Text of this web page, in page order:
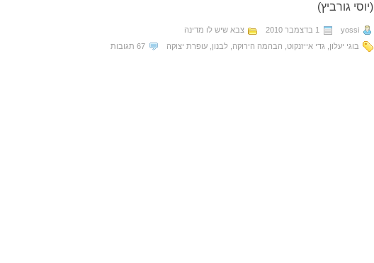
(יוסי גורביץ)
yossi 1 בדצמבר 2010
צבא שיש לו מדינה
בוגי יעלון
גדי אייזנקוט הבהמה הירוקה לבנון עופרת יצוקה 67 תגובות